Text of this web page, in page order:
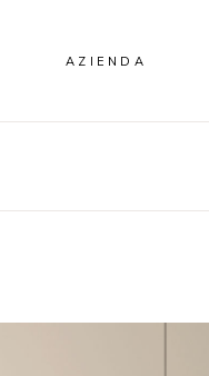
AZIENDA